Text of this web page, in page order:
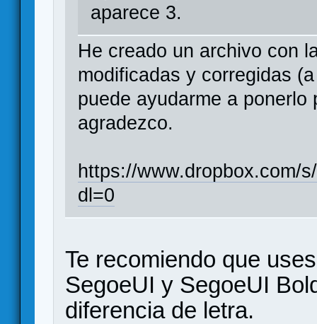
aparece 3.
He creado un archivo con
modificadas y corregidas
puede ayudarme a
agradezco.
https://www.dropbox.com/
dl=0
Te recomiendo que
SegoeUI y SegoeUI
diferencia de letra.